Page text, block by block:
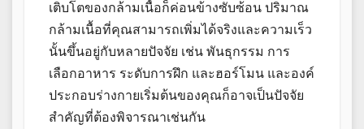
เติบโตของกล้ามเนื้อก็ค่อนข้างซับซ้อน ปริมาณ
กล้ามเนื้อที่คุณสามารถเพิ่มได้จริงและความเร็ว
นั้นขึ้นอยู่กับหลายปัจจัย เช่น พันธุกรรม การ
เลือกอาหาร ระดับการฝึก และฮอร์โมน และองค์
ประกอบร่างกายเริ่มต้นของคุณก็อาจเป็นปัจจัย
สำคัญที่ต้องพิจารณาเช่นกัน